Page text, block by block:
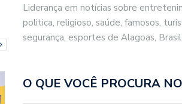
Liderança em notícias sobre
politica, religioso, saúde, famosos,
segurança, esportes de Alagoas,
O QUE VOCÊ PROCURA